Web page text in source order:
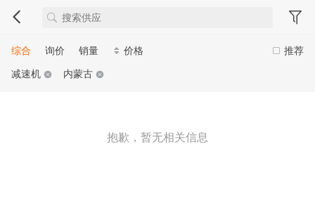
推荐
综合 询价 销量
价格
减速机
内蒙古
抱歉，暂无相关信息